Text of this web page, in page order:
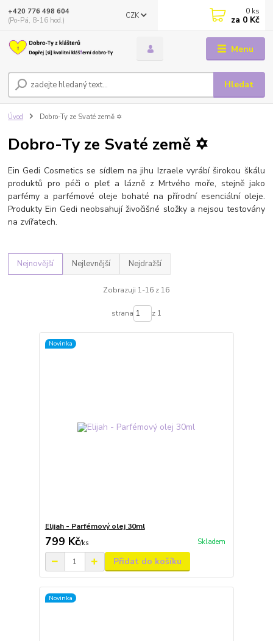
Menu
CZK
Hledat
+420 776 498 604
(Po-Pá, 8-16 hod.)
0 ks
za 0 Kč
Úvod Dobro-Ty ze Svaté země ✡️
Dobro-Ty ze Svaté země ✡️
Ein Gedi Cosmetics se sídlem na jihu Izraele vyrábí širokou škálu
produktů pro péči o pleť a lázně z Mrtvého moře, stejně jako
parfémy a parfémové oleje bohaté na přírodní esenciální oleje.
Produkty Ein Gedi neobsahují živočišné složky a nejsou testovány
na zvířatech.
Nejnovější Nejlevnější Nejdražší
Zobrazuji 1-16 z 16
strana z 1
Novinka
Elijah - Parfémový olej 30ml
799 Kč/ks Skladem
Přidat do košíku
Novinka